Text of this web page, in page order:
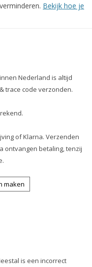
Bekijk hoe je
Nederland is altijd
trace code verzonden.
of Klarna. Verzenden
ontvangen betaling, tenzij
maken
is een incorrect